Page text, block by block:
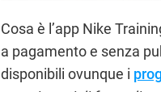
Cosa è l’app Nike
a pagamento e senza
disponibili ovunque i